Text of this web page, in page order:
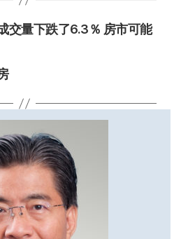
交量下跌了6.3％ 房市可能